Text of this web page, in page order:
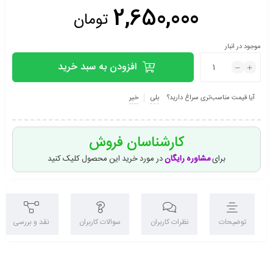
2,650,000 تومان
موجود در انبار
افزودن به سبد خرید
آیا قیمت مناسب‌تری سراغ دارید؟ بلی خیر
کارشناسان فروش
برایمشاوره رایگان در مورد خرید این محصول کلیک کنید
توضیحات نظرات کاربران سوالات کاربران نقد و بررسی